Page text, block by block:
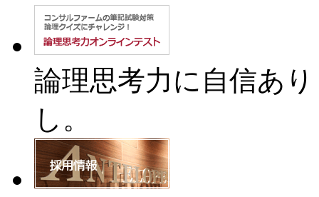
論理思考力に自信あ
し。